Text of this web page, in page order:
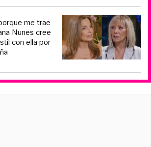
me trae
Nunes cree
con ella por